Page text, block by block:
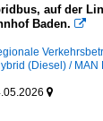
auf der
Baden. 
(Diesel) /
